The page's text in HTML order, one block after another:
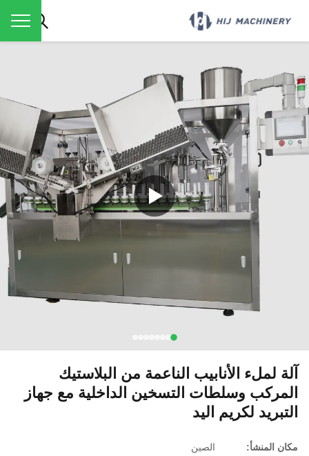
آلة لملء الأنابيب الناعمة من البلاستيك
المركب وسلطات التسخين الداخلية مع جهاز
التبريد لكريم اليد
مكان المنشأ: الصين